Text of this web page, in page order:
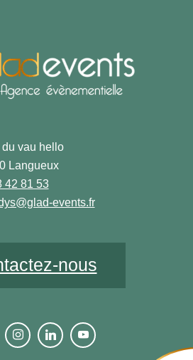
du vau hello
Langueux
42 81 53
events.fr
nous